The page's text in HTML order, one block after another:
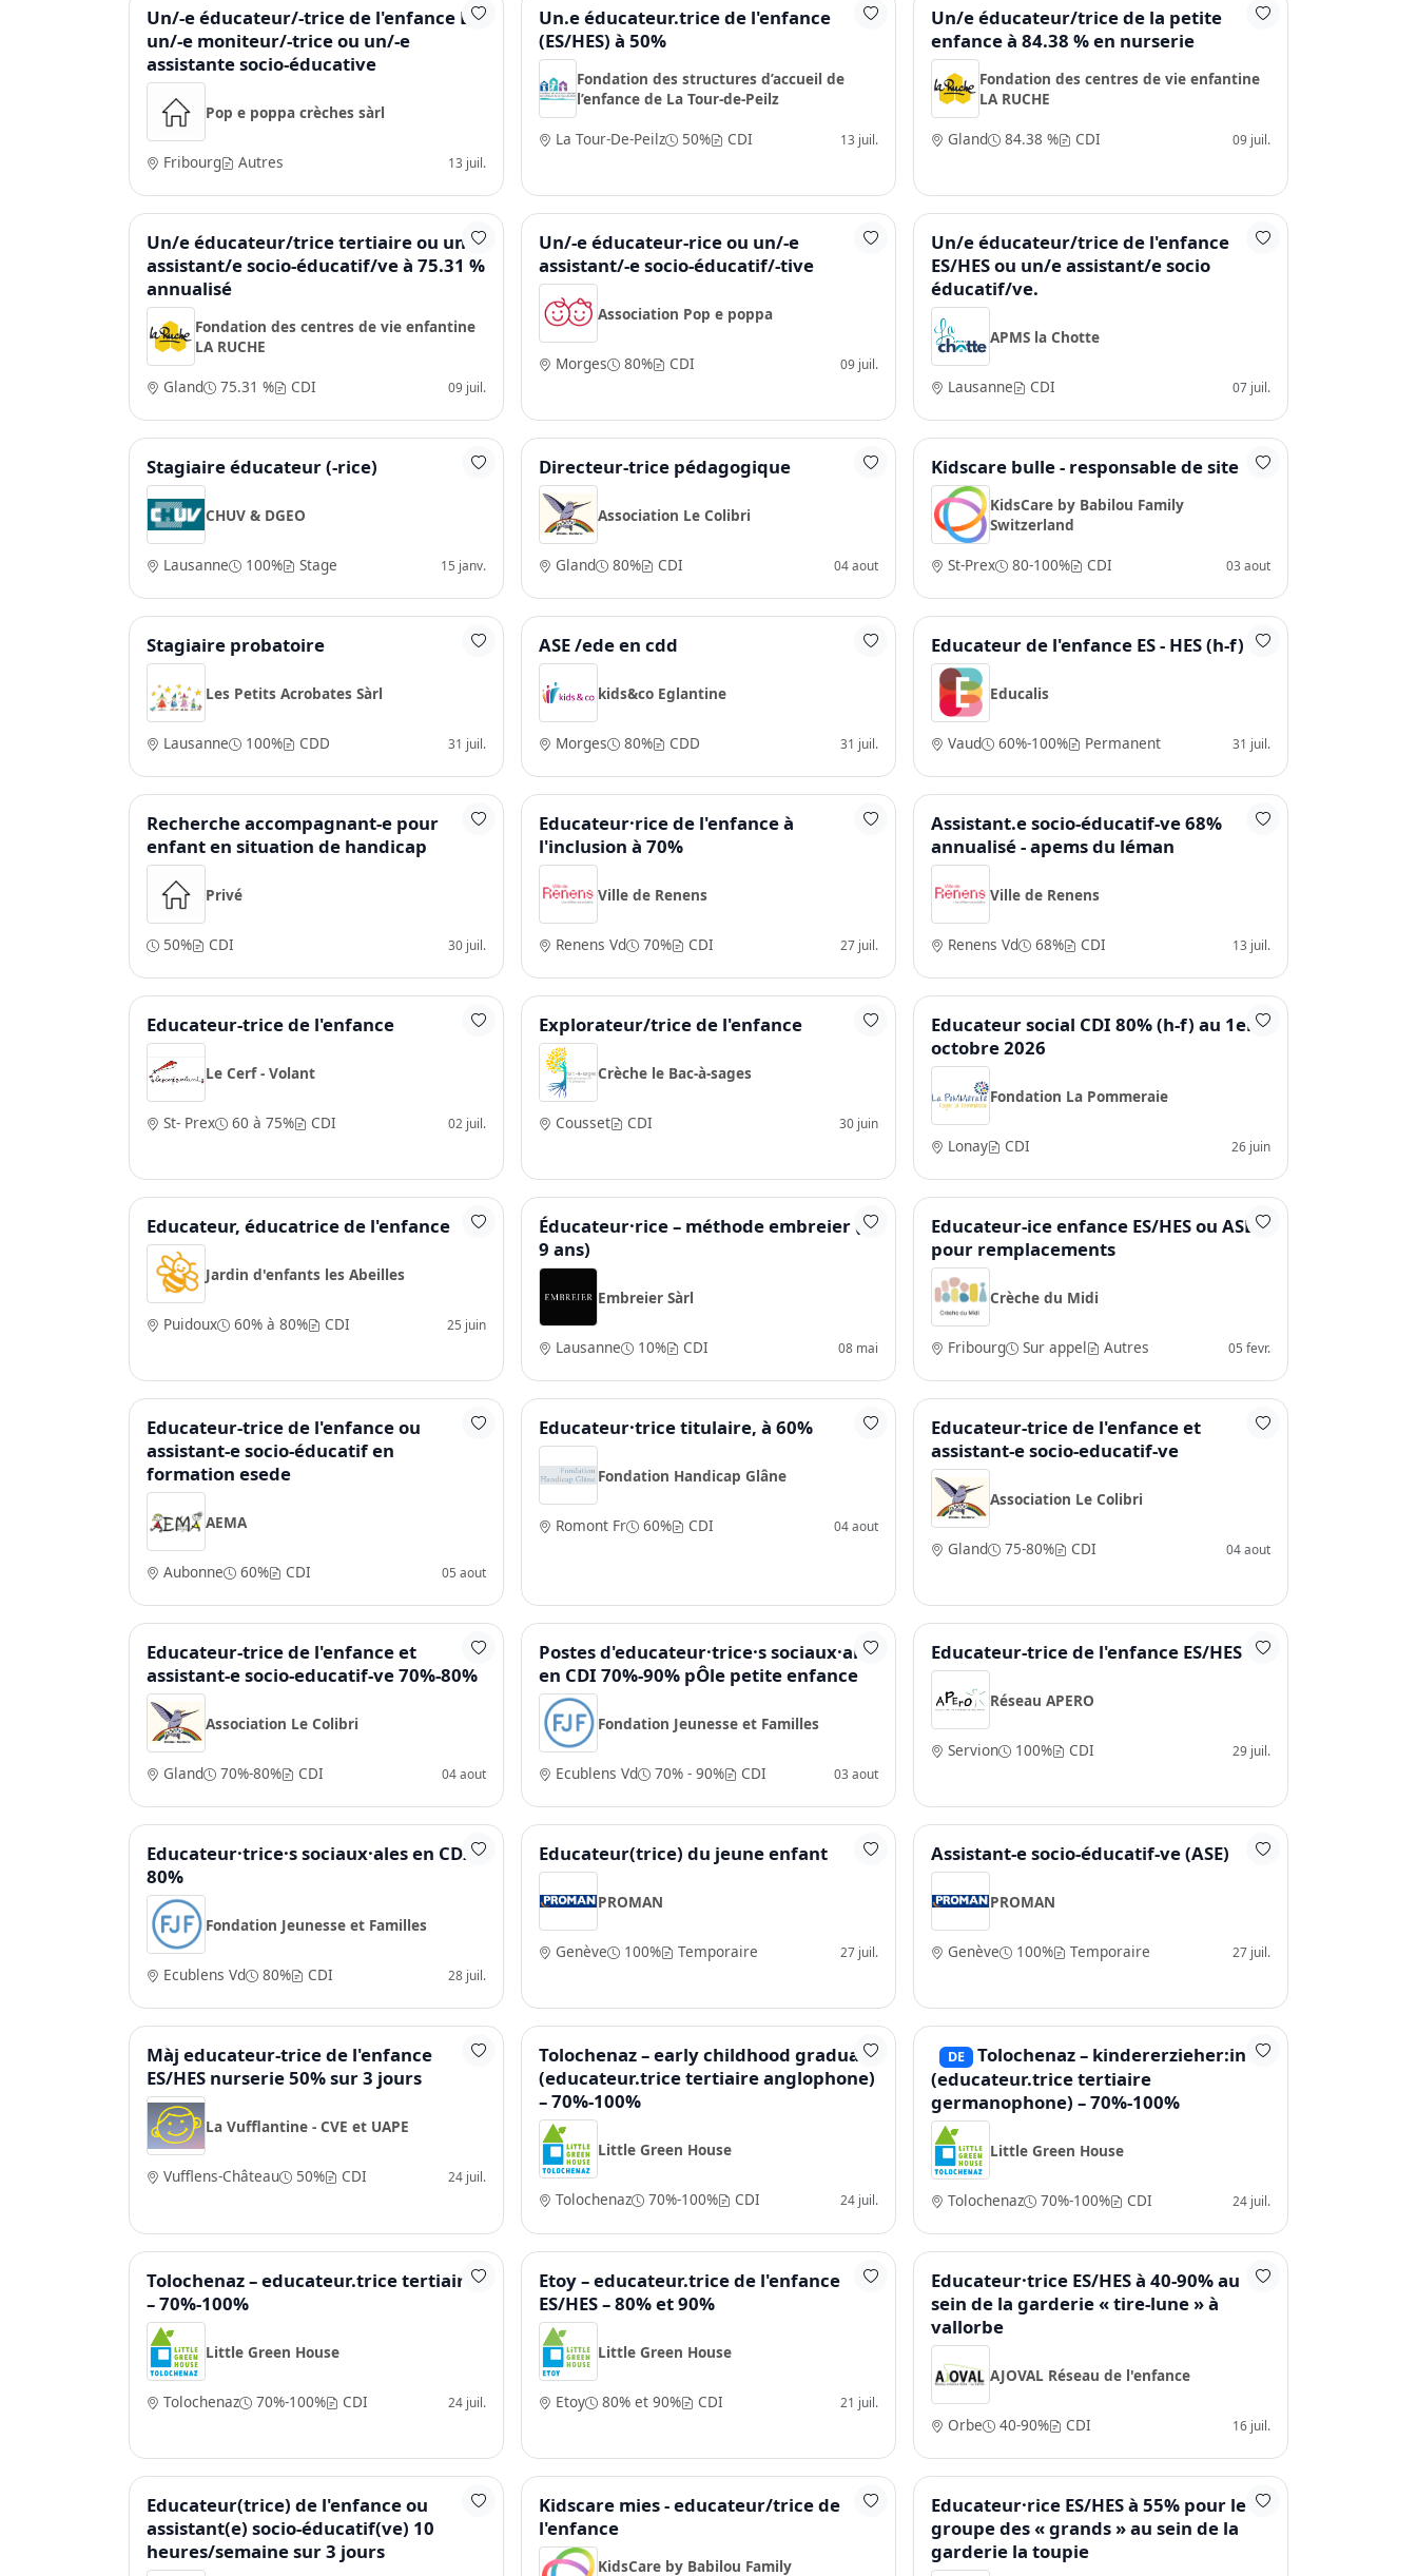
Un/-e éducateur/-trice de l'enfance ES,
un/-e moniteur/-trice ou un/-e
assistante socio-éducative
Pop e poppa crèches sàrl
Fribourg Autres 13 juil.
Un.e éducateur.trice de l'enfance
(ES/HES) à 50%
Fondation des structures d’accueil de
l’enfance de La Tour-de-Peilz
La Tour-De-Peilz
50% CDI 13 juil.
Un/e éducateur/trice de la petite
enfance à 84.38 % en nurserie
Fondation des centres de vie enfantine
LA RUCHE
Gland
84.38 % CDI 09 juil.
Un/e éducateur/trice tertiaire ou un/e
assistant/e socio-éducatif/ve à 75.31 %
annualisé
Fondation des centres de vie enfantine
LA RUCHE
Gland
75.31 % CDI 09 juil.
Un/-e éducateur-rice ou un/-e
assistant/-e socio-éducatif/-tive
Association Pop e poppa
Morges 80% CDI 09 juil.
Un/e éducateur/trice de l'enfance
ES/HES ou un/e assistant/e socio
éducatif/ve.
APMS la Chotte
Lausanne CDI 07 juil.
Stagiaire éducateur (-rice)
CHUV & DGEO
Lausanne 100% Stage 15 janv.
Directeur-trice pédagogique
Association Le Colibri
Gland 80% CDI 04 aout
Kidscare bulle - responsable de site
KidsCare by Babilou Family
Switzerland
St-Prex
80-100% CDI 03 aout
Stagiaire probatoire
Les Petits Acrobates Sàrl
Lausanne 100% CDD 31 juil.
ASE /ede en cdd
kids&co Eglantine
Morges 80% CDD 31 juil.
Educateur de l'enfance ES - HES (h-f)
Educalis
Vaud 60%-100% Permanent 31 juil.
Recherche accompagnant-e pour
enfant en situation de handicap
Privé
50% CDI 30 juil.
Educateur·rice de l'enfance à
l'inclusion à 70%
Ville de Renens
Renens Vd 70% CDI 27 juil.
Assistant.e socio-éducatif-ve 68%
annualisé - apems du léman
Ville de Renens
Renens Vd 68% CDI 13 juil.
Educateur-trice de l'enfance
Le Cerf - Volant
St- Prex 60 à 75% CDI 02 juil.
Explorateur/trice de l'enfance
Crèche le Bac-à-sages
Cousset CDI 30 juin
Educateur social CDI 80% (h-f) au 1er
octobre 2026
Fondation La Pommeraie
Lonay CDI 26 juin
Educateur, éducatrice de l'enfance
Jardin d'enfants les Abeilles
Puidoux 60% à 80% CDI 25 juin
Éducateur·rice – méthode embreier (4-
9 ans)
Embreier Sàrl
Lausanne 10% CDI 08 mai
Educateur-ice enfance ES/HES ou ASE
pour remplacements
Crèche du Midi
Fribourg Sur appel Autres 05 fevr.
Educateur-trice de l'enfance ou
assistant-e socio-éducatif en
formation esede
AEMA
Aubonne 60% CDI 05 aout
Educateur·trice titulaire, à 60%
Fondation Handicap Glâne
Romont Fr 60% CDI 04 aout
Educateur-trice de l'enfance et
assistant-e socio-educatif-ve
Association Le Colibri
Gland 75-80% CDI 04 aout
Educateur-trice de l'enfance et
assistant-e socio-educatif-ve 70%-80%
Association Le Colibri
Gland 70%-80% CDI 04 aout
Postes d'educateur·trice·s sociaux·ales
en CDI 70%-90% pÔle petite enfance
Fondation Jeunesse et Familles
Ecublens Vd 70% - 90% CDI 03 aout
Educateur-trice de l'enfance ES/HES
Réseau APERO
Servion 100% CDI 29 juil.
Educateur·trice·s sociaux·ales en CDI
80%
Fondation Jeunesse et Familles
Ecublens Vd 80% CDI 28 juil.
Educateur(trice) du jeune enfant
PROMAN
Genève 100% Temporaire 27 juil.
Assistant-e socio-éducatif-ve (ASE)
PROMAN
Genève 100% Temporaire 27 juil.
Màj educateur-trice de l'enfance
ES/HES nurserie 50% sur 3 jours
La Vufflantine - CVE et UAPE
Vufflens-Château 50% CDI 24 juil.
Tolochenaz – early childhood graduate
(educateur.trice tertiaire anglophone)
– 70%-100%
Little Green House
Tolochenaz 70%-100% CDI 24 juil.
DE
Tolochenaz – kindererzieher:in hf
(educateur.trice tertiaire
germanophone) – 70%-100%
Little Green House
Tolochenaz 70%-100% CDI 24 juil.
Tolochenaz – educateur.trice tertiaire
– 70%-100%
Little Green House
Tolochenaz 70%-100% CDI 24 juil.
Etoy – educateur.trice de l'enfance
ES/HES – 80% et 90%
Little Green House
Etoy 80% et 90% CDI 21 juil.
Educateur·trice ES/HES à 40-90% au
sein de la garderie « tire-lune » à
vallorbe
AJOVAL Réseau de l'enfance
Orbe 40-90% CDI 16 juil.
Educateur(trice) de l'enfance ou
assistant(e) socio-éducatif(ve) 10
heures/semaine sur 3 jours
Kidscare mies - educateur/trice de
l'enfance
KidsCare by Babilou Family
Educateur·rice ES/HES à 55% pour le
groupe des « grands » au sein de la
garderie la toupie